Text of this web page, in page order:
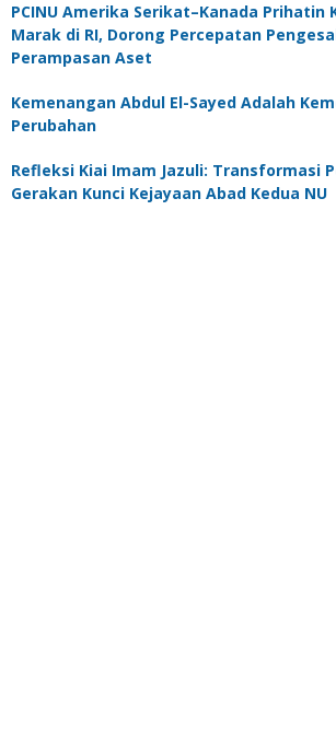
PCINU Amerika Serikat–Kanada Prihatin
Marak di RI, Dorong Percepatan
Perampasan Aset
Kemenangan Abdul El-Sayed Adalah
Perubahan
Refleksi Kiai Imam Jazuli: Transformasi
Gerakan Kunci Kejayaan Abad Kedua NU